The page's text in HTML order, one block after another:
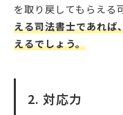
を取り戻してもらえる
える司法書士であれば
えるでしょう。
2. 対応力